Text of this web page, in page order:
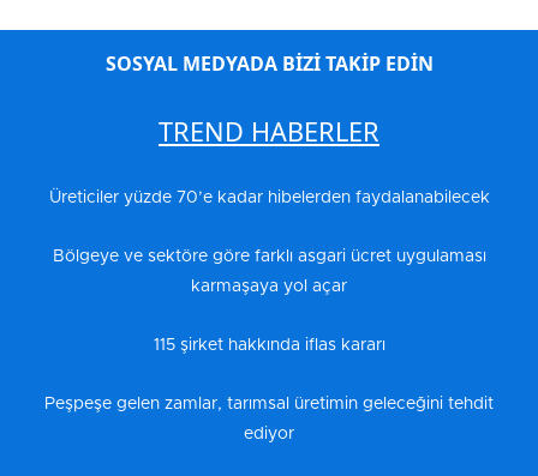
SOSYAL MEDYADA BİZİ TAKİP EDİN
TREND HABERLER
Üreticiler yüzde 70’e kadar hibelerden faydalanabilecek
Bölgeye ve sektöre göre farklı asgari ücret uygulaması
karmaşaya yol açar
115 şirket hakkında iflas kararı
Peşpeşe gelen zamlar, tarımsal üretimin geleceğini tehdit
ediyor